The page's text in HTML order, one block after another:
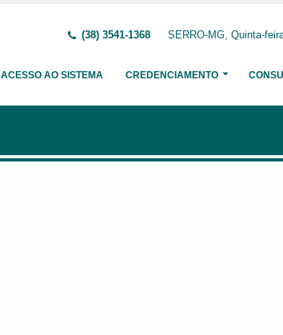
(38) 3541-1368 SERRO-MG, Quinta-
ACESSO AO SISTEMA CREDENCIAMENTO